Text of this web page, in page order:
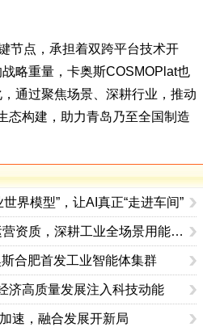
节点，承担着双跨平台技术开
略重量，卡奥斯COSMOPlat也
通过聚焦场景、深耕行业，推动
态构建，助力青岛乃至全国制造
界模型”，让AI真正“走进车间”
卡奥斯取得山东虚拟电厂运营资质，深耕工业全场景用能优化
合肥首发工业智能体集群
济高质量发展注入科技动能
速，融合发展开新局